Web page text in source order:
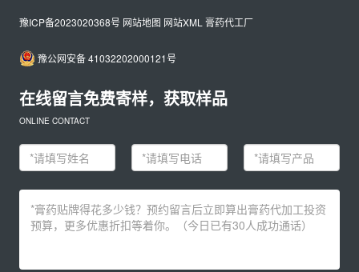
豫ICP备2023020368号 网站地图 网站XML 膏药代工厂
豫公网安备 41032202000121号
在线留言免费寄样，获取样品
ONLINE CONTACT